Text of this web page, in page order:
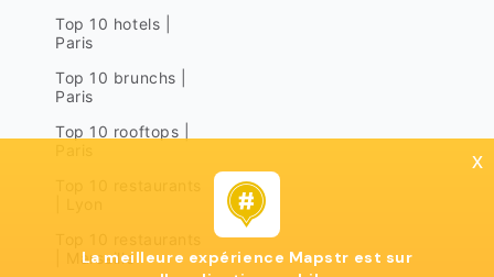
Top 10 hotels |
Paris
Top 10 brunchs |
Paris
Top 10 rooftops |
| Marseille
x
La meilleure expérience Mapstr est sur